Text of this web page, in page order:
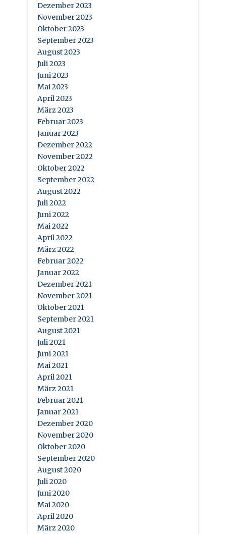
Dezember 2023
November 2023
Oktober 2023
September 2023
August 2023
Juli 2023
Juni 2023
Mai 2023
April 2023
März 2023
Februar 2023
Januar 2023
Dezember 2022
November 2022
Oktober 2022
September 2022
August 2022
Juli 2022
Juni 2022
Mai 2022
April 2022
März 2022
Februar 2022
Januar 2022
Dezember 2021
November 2021
Oktober 2021
September 2021
August 2021
Juli 2021
Juni 2021
Mai 2021
April 2021
März 2021
Februar 2021
Januar 2021
Dezember 2020
November 2020
Oktober 2020
September 2020
August 2020
Juli 2020
Juni 2020
Mai 2020
April 2020
März 2020